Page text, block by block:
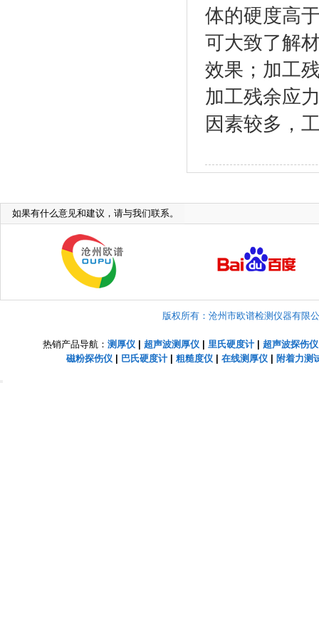
体的硬度高
可大致了解
效果；加工
加工残余应
因素较多，
如果有什么意见和建议，请与我们联系。
版权所有：沧州市欧谱检测仪器有限
热销产品导航： 测厚仪 超声波测厚仪 里氏硬度计| 超声波探伤仪
磁粉探伤仪| 巴氏硬度计| 粗糙度仪| 在线测厚仪| 附着力测